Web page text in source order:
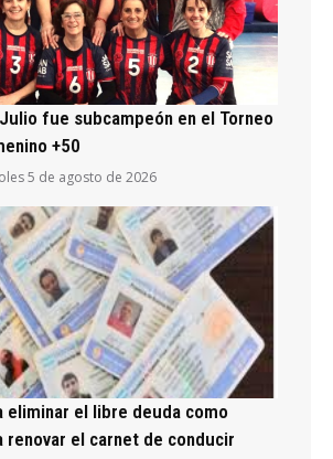
fue subcampeón en el Torneo
+50
5 de agosto de 2026
eliminar el libre deuda como
renovar el carnet de conducir